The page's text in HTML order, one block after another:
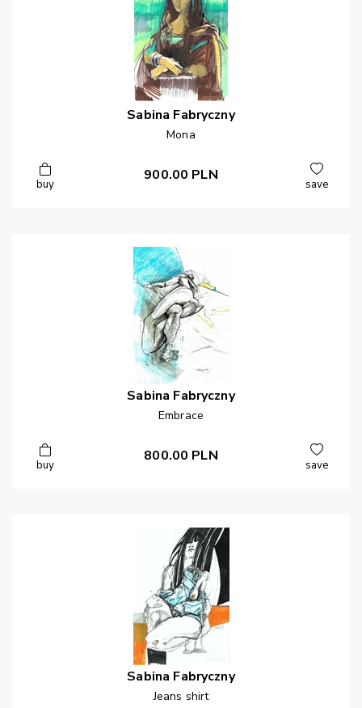
Sabina Fabryczny
Mona
buy
900.00 PLN
save
Sabina Fabryczny
Embrace
buy
800.00 PLN
save
Sabina Fabryczny
Jeans shirt